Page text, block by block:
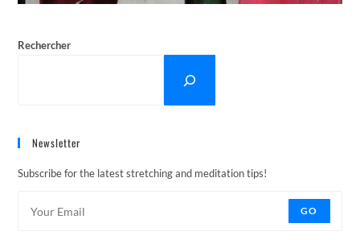
Rechercher
Newsletter
Subscribe for the latest stretching and meditation tips!
GO